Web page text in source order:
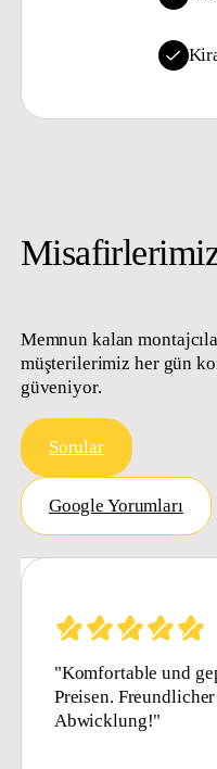
Memnun kalan
müşterilerimiz her gün
güveniyor.
Sorular
Google Yorumları
"Komfortable und
Preisen.
Abwicklung!"